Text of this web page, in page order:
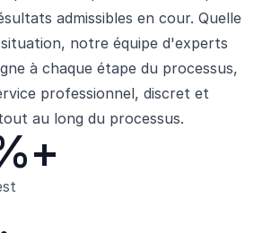
admissibles en cour. Quelle
notre équipe d'experts
à chaque étape du processus,
professionnel, discret et
au long du processus.